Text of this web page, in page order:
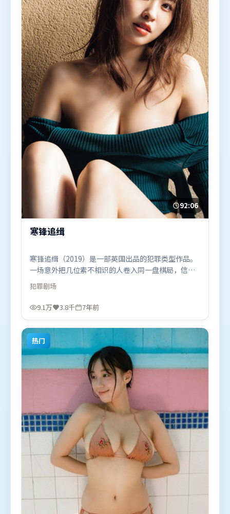
92:06
寒锋追缉
寒锋追缉（2019）是一部英国出品的犯罪类型作品。
一场意外把几位素不相识的人卷入同一盘棋局，信任
与背叛交替上演。群像刻画各有弧光，配角亦承担叙
事推进功能。由詹姆斯·卡梅隆执导，张家辉、汤姆
·哈迪、汤唯，杨幂、孙艺珍、刘亦菲等联袂出演。
适合喜欢犯罪题材的观众观看。
犯罪剧场
9.1万 3.8千 7年前
热门